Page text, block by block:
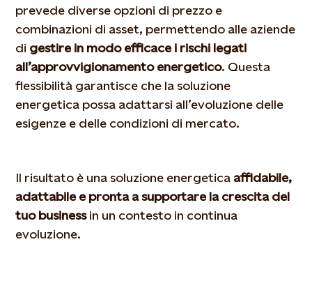
prevede diverse opzioni di prezzo e
combinazioni di asset, permettendo alle aziende
di gestire in modo efficace i rischi legati
all’approvvigionamento energetico. Questa
flessibilità garantisce che la soluzione
energetica possa adattarsi all’evoluzione delle
esigenze e delle condizioni di mercato.
Il risultato è una soluzione energetica affidabile,
adattabile e pronta a supportare la crescita del
tuo businessin un contesto in continua
evoluzione.